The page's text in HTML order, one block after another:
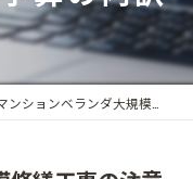
ションベランダ大規模修繕工事の注意点と予算の内訳